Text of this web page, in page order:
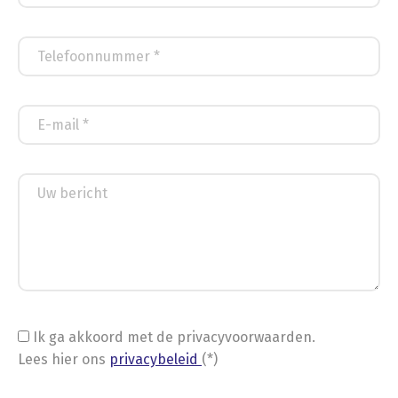
Ik ga akkoord met de privacyvoorwaarden.
Lees hier ons privacybeleid (*)